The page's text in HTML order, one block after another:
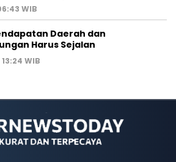
WIB
Daerah dan
Harus Sejalan
WIB